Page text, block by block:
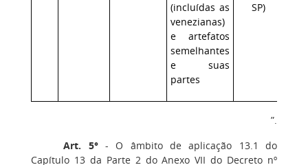
(incluídas as
venezianas)
e artefatos
semelhantes
e suas
partes
SP)
”.
Art. 5°‒ O âmbito de aplicação 13.1 do
Capítulo 13 da Parte 2 do Anexo VII do Decreto nº